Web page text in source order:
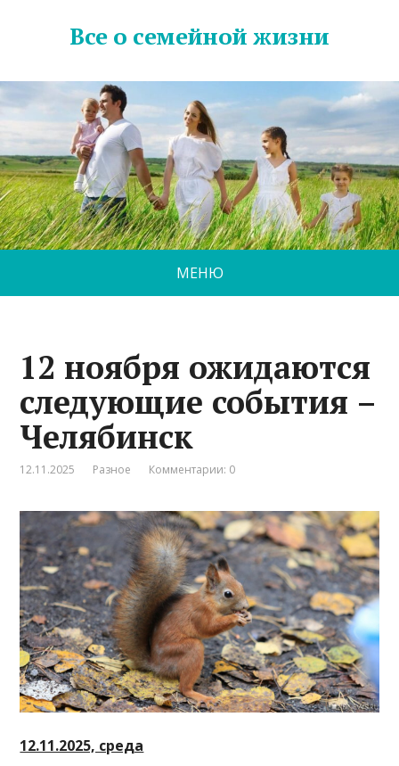
Все о семейной жизни
МЕНЮ
12 ноября ожидаются
следующие события –
Челябинск
12.11.2025 Разное Комментарии: 0
12.11.2025, среда